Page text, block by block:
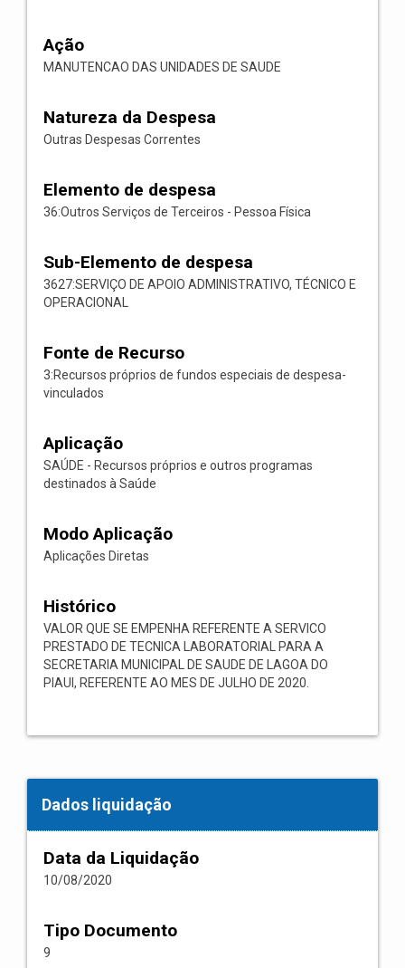
Ação
MANUTENCAO DAS UNIDADES DE SAUDE
Natureza da Despesa
Outras Despesas Correntes
Elemento de despesa
36:Outros Serviços de Terceiros - Pessoa Física
Sub-Elemento de despesa
3627:SERVIÇO DE APOIO ADMINISTRATIVO, TÉCNICO E
OPERACIONAL
Fonte de Recurso
3:Recursos próprios de fundos especiais de despesa-
vinculados
Aplicação
SAÚDE - Recursos próprios e outros programas
destinados à Saúde
Modo Aplicação
Aplicações Diretas
Histórico
VALOR QUE SE EMPENHA REFERENTE A SERVICO
PRESTADO DE TECNICA LABORATORIAL PARA A
SECRETARIA MUNICIPAL DE SAUDE DE LAGOA DO
PIAUI, REFERENTE AO MES DE JULHO DE 2020.
Dados liquidação
Data da Liquidação
10/08/2020
Tipo Documento
9